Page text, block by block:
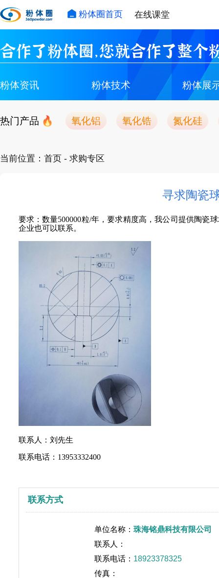
粉体圈首页 在线课堂
合作了粉体圈，您就合作了整个
粉体资讯 粉体技术 粉体展
热门产品 氧化铝 氧化锆 氮化硅
当前位置： 首页 - 求购专区
寻求陶瓷
要求：数量500000粒/年，要求精度高，我公司提供陶瓷
企业也可以联系。
联系人： 刘 先生
联系电话： 13953332400
联系方式
单位名称： 珠海铭鼎科技有限公司
联系人：
联系电话： 18923378325
传真：